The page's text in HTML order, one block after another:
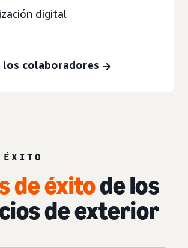
digital
colaboradores
de éxitode los
de exterior